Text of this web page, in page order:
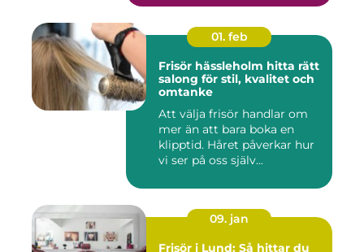
01. feb
Frisör hässleholm hitta rätt
salong för stil, kvalitet och
omtanke
Att välja frisör handlar om
mer än att bara boka en
klipptid. Håret påverkar hur
vi ser på oss själv...
09. jan
Frisör i Lund: Så hittar du